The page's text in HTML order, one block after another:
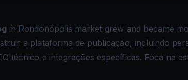
in Rondonópolis market grew and became
a plataforma de publicação, incluindo
técnico e integrações específicas. Foca na